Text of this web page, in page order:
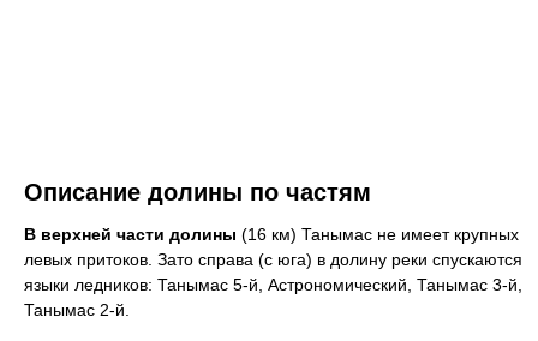
Описание долины по частям
В верхней части долины (16 км) Танымас не имеет крупных
левых притоков. Зато справа (с юга) в долину реки спускаются
языки ледников: Танымас 5-й, Астрономический, Танымас 3-й,
Танымас 2-й.